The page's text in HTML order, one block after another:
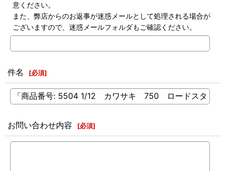
意ください。
また、弊店からのお返事が迷惑メールとして処理される場合が
ございますので、迷惑メールフォルダもご確認ください。
件名 [必須]
お問い合わせ内容 [必須]